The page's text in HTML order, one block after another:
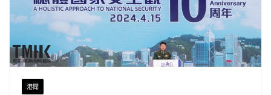
港聞